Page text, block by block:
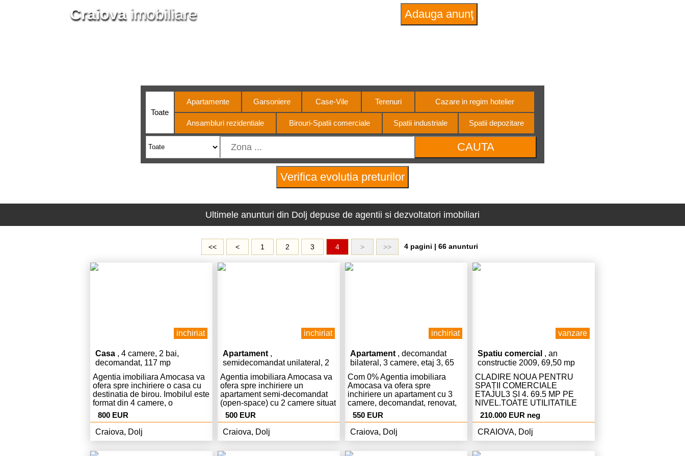
Craiovaimobiliare
Toate
Apartamente Garsoniere Case-Vile Terenuri Cazare in regim hotelier
Ansambluri rezidentiale Birouri-Spatii comerciale Spatii industriale Spatii depozitare
Ultimele anunturi din Dolj depuse de agentii si dezvoltatori imobiliari
<< < 1 2 3 4 > >> 4 pagini | 66 anunturi
inchiriat
Casa , 4 camere, 2 bai,
decomandat, 117 mp
Agentia imobiliara Amocasa va
ofera spre inchiriere o casa cu
destinatia de birou. Imobilul este
format din 4 camere, o
bucatarie, 2 grupuri sanitare, 2
holuri principale, 3 spatii de
depozitare (2 camari + 1 beci)
care insumeaza o suprafata de
800 EUR
Craiova, Dolj
inchiriat
Apartament ,
semidecomandat unilateral, 2
camere, etaj 1, 60 mp
Agentia imobiliara Amocasa va
ofera spre inchiriere un
apartament semi-decomandat
(open-space) cu 2 camere situat
intr-un bloc din imediata
vecinatate a Centrului Vechi al
orasului Craiova. Imobilul este
finisat cu gresie, faianta,
500 EUR
Craiova, Dolj
inchiriat
Apartament , decomandat
bilateral, 3 camere, etaj 3, 65
mp
Com 0% Agentia imobiliara
Amocasa va ofera spre
inchiriere un apartament cu 3
camere, decomandat, renovat,
mobilat si utilat. Apartamentul
este finisat cu gresie, faianta,
tamplarie pvc, parchet, usa
metalica si este dotat cu
550 EUR
Craiova, Dolj
vanzare
Spatiu comercial , an
constructie 2009, 69,50 mp
CLADIRE NOUA PENTRU
SPAȚII COMERCIALE
ETAJUL3 ȘI 4. 69.5 MP PE
NIVEL.TOATE UTILITATILE
TEL 0722249321 SE POATE
DEZMEMBRA IN 2 CORPURI
210.000 EUR neg
CRAIOVA, Dolj